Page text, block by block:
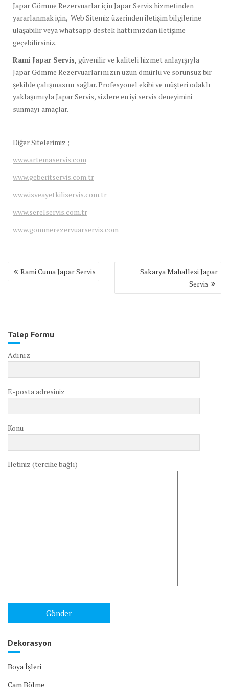
Japar Gömme Rezervuarlar için Japar Servis hizmetinden
yararlanmak için, Web Sitemiz üzerinden iletişim bilgilerine
ulaşabilir veya whatsapp destek hattımızdan iletişime
geçebilirsiniz.
Rami Japar Servis, güvenilir ve kaliteli hizmet anlayışıyla
Japar Gömme Rezervuarlarınızın uzun ömürlü ve sorunsuz bir
şekilde çalışmasını sağlar. Profesyonel ekibi ve müşteri odaklı
yaklaşımıyla Japar Servis, sizlere en iyi servis deneyimini
sunmayı amaçlar.
Diğer Sitelerimiz ;
www.artemaservis.com
www.geberitservis.com.tr
www.isveayetkiliservis.com.tr
www.serelservis.com.tr
www.gommerezervuarservis.com
Yazı
gezinmesi
Rami Cuma Japar Servis
Sakarya Mahallesi Japar
Servis
Talep Formu
Adınız
E-posta adresiniz
Konu
İletiniz (tercihe bağlı)
Dekorasyon
Boya İşleri
Cam Bölme